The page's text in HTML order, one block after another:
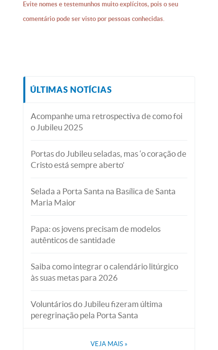
Evite nomes e testemunhos muito explícitos, pois o seu
comentário pode ser visto por pessoas conhecidas.
ÚLTIMAS NOTÍCIAS
Acompanhe uma retrospectiva de como foi
o Jubileu 2025
Portas do Jubileu seladas, mas ‘o coração de
Cristo está sempre aberto’
Selada a Porta Santa na Basílica de Santa
Maria Maior
Papa: os jovens precisam de modelos
autênticos de santidade
Saiba como integrar o calendário litúrgico
às suas metas para 2026
Voluntários do Jubileu fizeram última
peregrinação pela Porta Santa
VEJA MAIS »